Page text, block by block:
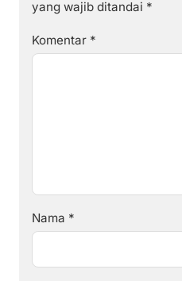
yang wajib ditandai *
Komentar *
Nama *